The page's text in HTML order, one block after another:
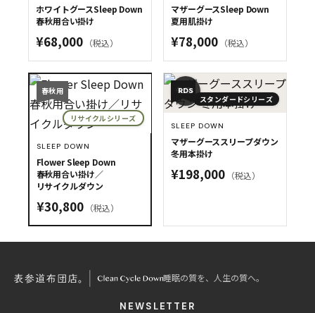
ホワイトグースSleep Down
春秋用合い掛け
¥68,000 （税込）
マザーグースSleep Down
夏用肌掛け
¥78,000 （税込）
春秋用
リサイクルシリーズ
SLEEP DOWN
Flower Sleep Down
春秋用合い掛け／
リサイクルダウン
¥30,800 （税込）
冬用
スタンダードシリーズ
RDS
SLEEP DOWN
マザーグーススリープダウン
冬用本掛け
¥198,000 （税込）
睡眠の質を、人生の質へ。
NEWSLETTER